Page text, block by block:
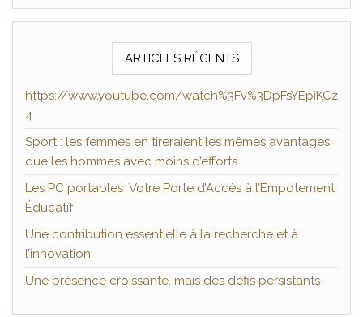
ARTICLES RÉCENTS
https://www.youtube.com/watch%3Fv%3DpFsYEpiKCz
4
Sport : les femmes en tireraient les mêmes avantages
que les hommes avec moins d’efforts
Les PC portables Votre Porte d’Accès à l’Empotement
Éducatif
Une contribution essentielle à la recherche et à
l’innovation
Une présence croissante, mais des défis persistants